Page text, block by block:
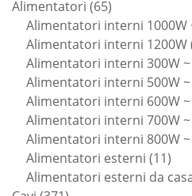
Alimentatori 6565
prodotti
Alimentatori interni 1000W
Alimentatori interni 1200W
Alimentatori interni 300W ~
Alimentatori interni 500W ~
Alimentatori interni 600W ~
Alimentatori interni 700W ~
Alimentatori interni 800W ~
Alimentatori esterni 1111
Alimentatori esterni da